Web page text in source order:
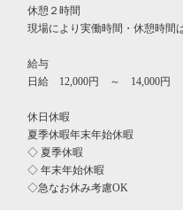
休憩２時間
現場により実働時間・休憩時間
給与
日給 12,000円 ～ 14,000円
休日休暇
夏季休暇年末年始休暇
◇ 夏季休暇
◇ 年末年始休暇
◇急なお休み考慮OK